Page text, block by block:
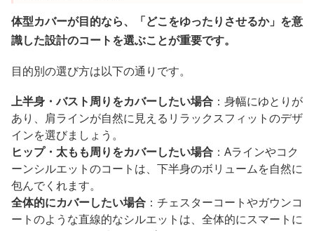
体型カバーが目的なら、「どこをゆったりさせるか」を意
識した設計のコートを選ぶことが重要です。
目的別の選び方は以下の通りです。
上半身・バスト周りをカバーしたい場合 ：身幅にゆとりが
あり、肩ラインが自然に見えるリラックスフィットのデザ
インを選びましょう。
ヒップ・太もも周りをカバーしたい場合 ：Aラインやコク
ーンシルエットのコートは、下半身のボリュームを自然に
包んでくれます。
全体的にカバーしたい場合 ：チェスターコートやガウンコ
ートのような直線的なシルエットは、全体的にスマートに